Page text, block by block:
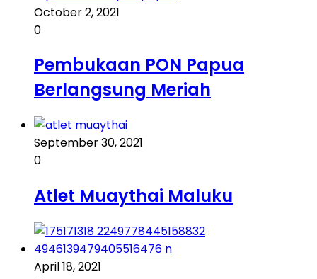
October 2, 2021
0
Pembukaan PON Papua
Berlangsung Meriah
September 30, 2021
0
Atlet Muaythai Maluku
April 18, 2021